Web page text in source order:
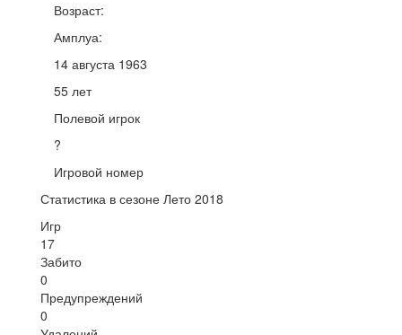
Возраст:
Амплуа:
14 августа 1963
55 лет
Полевой игрок
?
Игровой номер
Статистика в сезоне Лето 2018
Игр
17
Забито
0
Предупреждений
0